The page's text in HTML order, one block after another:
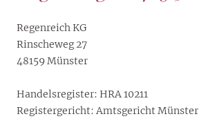
Regenreich KG
Rinscheweg 27
48159 Münster
Handelsregister: HRA 10211
Registergericht: Amtsgericht Münster